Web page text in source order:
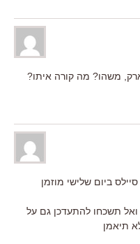
משהו? מה קורה איתו?
ביום שלישי מוזמן
ואל תשכחו להתעדכן גם על
תיאמן